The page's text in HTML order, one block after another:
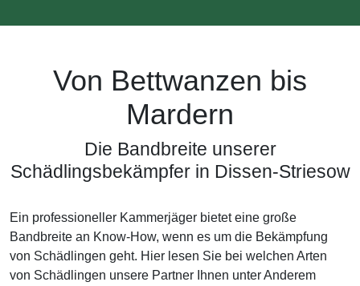
Von Bettwanzen bis
Mardern
Die Bandbreite unserer
Schädlingsbekämpfer in Dissen-Striesow
Ein professioneller Kammerjäger bietet eine große
Bandbreite an Know-How, wenn es um die Bekämpfung
von Schädlingen geht. Hier lesen Sie bei welchen Arten
von Schädlingen unsere Partner Ihnen unter Anderem